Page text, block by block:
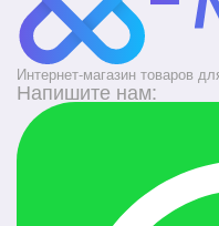
Интернет-магазин товаров
Напишите нам: